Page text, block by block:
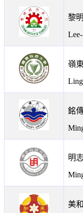
黎
嶺
銘
明
美